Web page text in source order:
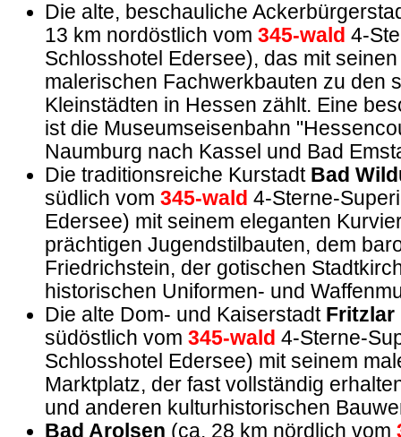
Die alte, beschauliche
13 km nordöstlich vom 345-wald 4-
Schlosshotel Edersee), das mit
malerischen Fachwerkbauten zu den
Kleinstädten in Hessen zählt. Eine
ist die Museumseisenbahn
Naumburg nach Kassel und Bad
Die traditionsreiche Kurstadt Bad
südlich vom 345-wald 4-Sterne-
Edersee) mit seinem eleganten
prächtigen Jugendstilbauten, dem
Friedrichstein, der gotischen
historischen Uniformen- und
Die alte Dom- und Kaiserstadt Fritzlar
südöstlich vom 345-wald 4-Sterne-
Schlosshotel Edersee) mit seinem
Marktplatz, der fast vollständig
und anderen kulturhistorischen
Bad Arolsen (ca. 28 km nördlich vom